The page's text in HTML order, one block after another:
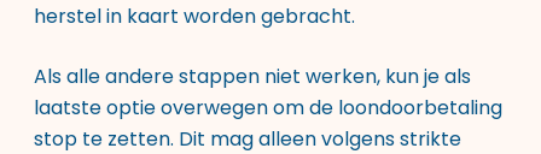
herstel in kaart worden gebracht.
Als alle andere stappen niet werken, kun je als
laatste optie overwegen om de loondoorbetaling
stop te zetten. Dit mag alleen volgens strikte